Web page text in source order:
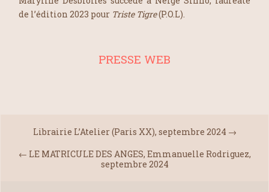
de l’édition 2023 pour Triste Tigre(P.O.L).
PRESSE WEB
Librairie L’Atelier (Paris XX), septembre 2024 →
← LE MATRICULE DES ANGES, Emmanuelle Rodriguez,
septembre 2024